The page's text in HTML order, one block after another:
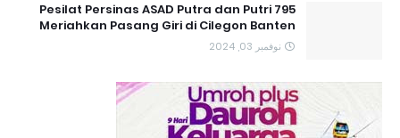
795 Pesilat Persinas ASAD Putra dan Putri
Meriahkan Pasang Giri di Cilegon Banten
نوفمبر 03, 2024